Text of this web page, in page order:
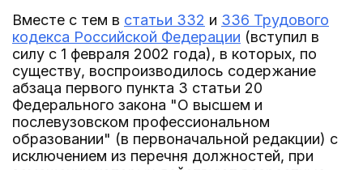
Вместе с тем в статьи 332 и 336 Трудового
кодекса Российской Федерации (вступил в
силу с 1 февраля 2002 года), в которых, по
существу, воспроизводилось содержание
абзаца первого пункта 3 статьи 20
Федерального закона "О высшем и
послевузовском профессиональном
образовании" (в первоначальной редакции) с
исключением из перечня должностей, при